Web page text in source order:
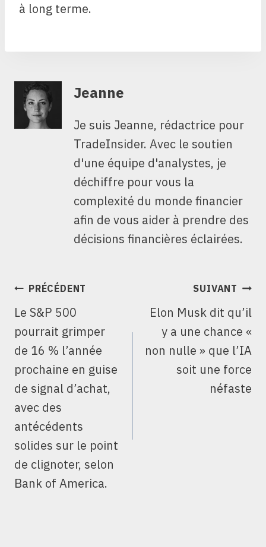
à long terme.
Jeanne
Je suis Jeanne, rédactrice pour
TradeInsider. Avec le soutien
d'une équipe d'analystes, je
déchiffre pour vous la
complexité du monde financier
afin de vous aider à prendre des
décisions financières éclairées.
NAVIGATION
L’ARTICLE
PRÉCÉDENT
Le S&P 500
pourrait grimper
de 16 % l’année
prochaine en guise
de signal d’achat,
avec des
antécédents
solides sur le point
de clignoter, selon
Bank of America.
SUIVANT
Elon Musk dit qu’il
y a une chance «
non nulle » que l’IA
soit une force
néfaste